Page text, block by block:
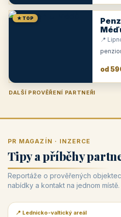
★ TOP
📍
od
DALŠÍ PROVĚŘENÍ PARTNEŘI
Penzion U Zámku Pension Faber
PR MAGAZÍN · INZERCE
Tipy a příběhy
Reportáže o prověřených
nabídky a kontakt na jednom místě.
📰 PR článek
📍 Lednicko-valtický areál